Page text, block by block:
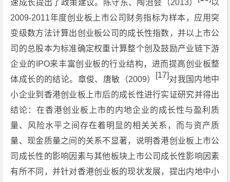
速成长提出了政策建议。陈守东、陶治会（2013）
以
2009-2011年度创业板上市公司财务指标为样本，应用突
变级数方法计算出创业板公司的成长性指数，并以上市公
司的总股本为标准确定权重计算整个创及鼓励产业链下游
企业的IPO来丰富创业板的行业结构，进而提高创业板整
体成长的的结论。章俊、唐敏（2009）
[17]对我国内地中
小企业到香港创业板上市后的成长性进行实证研究并得出
结论：在香港创业板上市的内地企业的成长性与盈利质
量、风险水平之间存在着明显的相关关系，而与资产质
量、现金质量之间的关系不显著，说明香港创业板上市公
司成长性的影响因素与其他板块上市公司成长性影响因素
有所不同，并针对香港创业板的现状发展，提出内地中小